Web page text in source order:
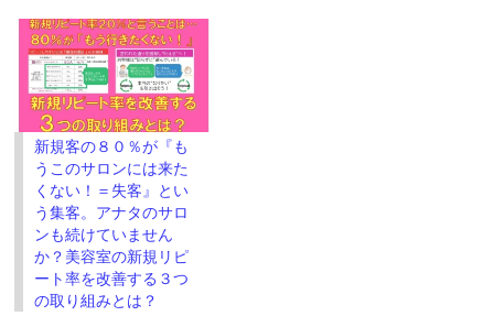
ド
ウ
で
開
き
ま
す)
新規客の８０％が『も
うこのサロンには来た
くない！＝失客』とい
う集客。アナタのサロ
ンも続けていません
か？美容室の新規リピ
ート率を改善する３つ
の取り組みとは？